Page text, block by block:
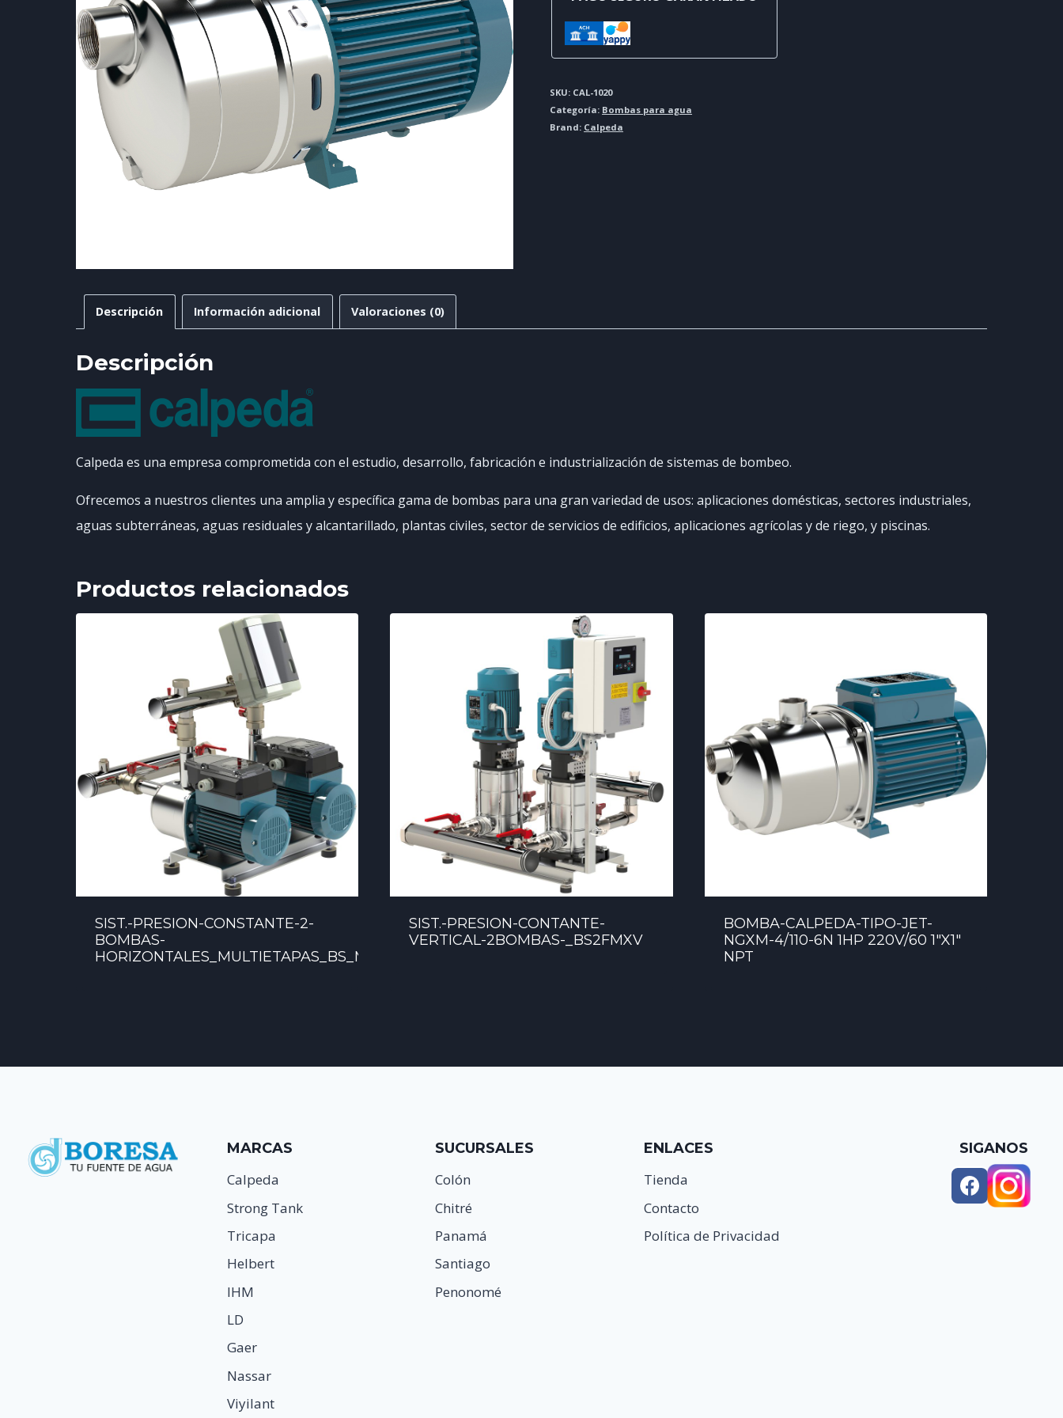
SKU: CAL-1020
Categoría: Bombas para agua
Brand: Calpeda
Descripción Información adicional Valoraciones (0)
Descripción
Calpeda es una empresa comprometida con el estudio, desarrollo, fabricación e industrialización de sistemas de bombeo.
Ofrecemos a nuestros clientes una amplia y específica gama de bombas para una gran variedad de usos: aplicaciones domésticas, sectores industriales,
aguas subterráneas, aguas residuales y alcantarillado, plantas civiles, sector de servicios de edificios, aplicaciones agrícolas y de riego, y piscinas.
Productos relacionados
SIST.-PRESION-CONSTANTE-2-
BOMBAS-
HORIZONTALES_MULTIETAPAS_BS_META
SIST.-PRESION-CONTANTE-
VERTICAL-2BOMBAS-_BS2FMXV
BOMBA-CALPEDA-TIPO-JET-
NGXM-4/110-6N 1HP 220V/60 1″X1″
NPT
MARCAS
Calpeda
Strong Tank
Tricapa
Helbert
IHM
LD
Gaer
Nassar
Viyilant
SUCURSALES
Colón
Chitré
Panamá
Santiago
Penonomé
ENLACES
Tienda
Contacto
Política de Privacidad
SIGANOS